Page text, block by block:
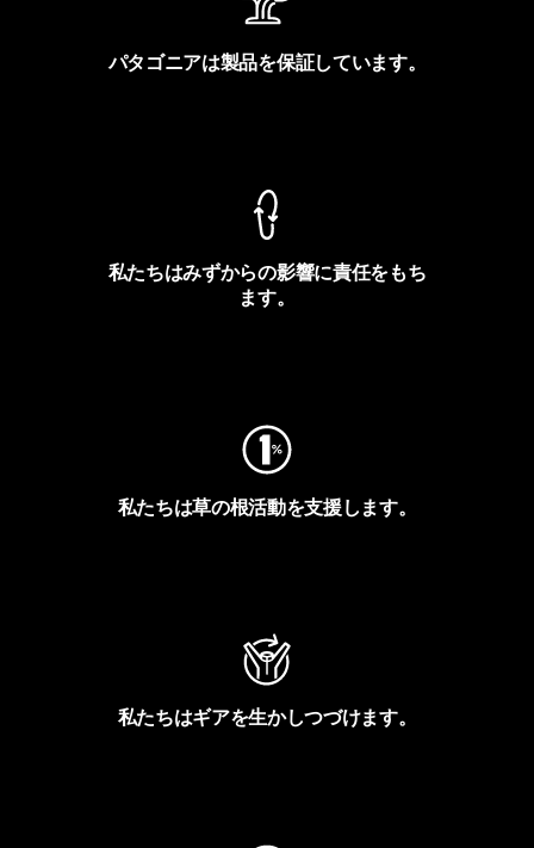
パタゴニアは製品を保証しています。
私たちはみずからの影響に責任をもち
ます。
私たちは草の根活動を支援します。
私たちはギアを生かしつづけます。